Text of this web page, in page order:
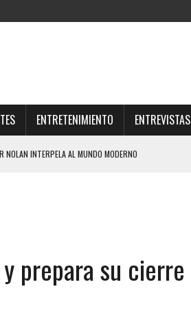
ENTRETENIMIENTO ENTREVISTAS
NOLAN INTERPELA AL MUNDO MODERNO
A LA EXTRANJERIZACIÓN DE TIERRAS
prepara su cierre